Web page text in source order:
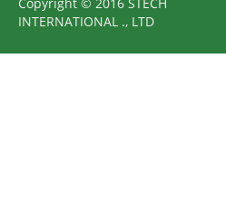
INTERNATIONAL ., LTD